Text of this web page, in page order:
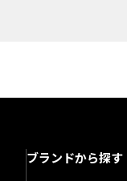
ブランドから探す